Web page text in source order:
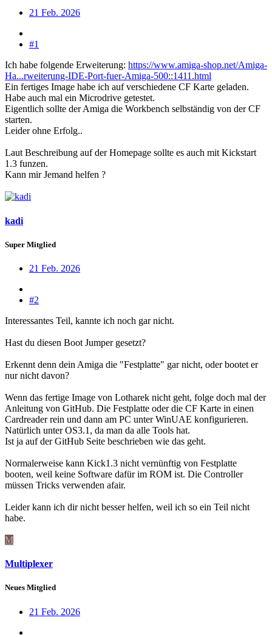
21 Feb. 2026
#1
Ich habe folgende Erweiterung: https://www.amiga-shop.net/Amiga-
Ha...rweiterung-IDE-Port-fuer-Amiga-500::1411.html
Ein fertiges Image habe ich auf verschiedene CF Karte geladen.
Habe auch mal ein Microdrive getestet.
Eigentlich sollte der Amiga die Workbench selbständig von der CF
starten.
Leider ohne Erfolg..
Laut Beschreibung auf der Homepage sollte es auch mit Kickstart
1.3 funzen.
Kann mir Jemand helfen ?
kadi
Super Mitglied
21 Feb. 2026
#2
Interessantes Teil, kannte ich noch gar nicht.
Hast du diesen Boot Jumper gesetzt?
Erkennt denn dein Amiga die "Festplatte" gar nicht, oder bootet er
nur nicht davon?
Wenn das fertige Image von Lotharek nicht geht, folge doch mal der
Anleitung von GitHub. Die Festplatte oder die CF Karte in einen
Cardreader rein und dann am PC unter WinUAE konfigurieren.
Natürlich unter OS3.1, da man da alle Tools hat.
Ist ja auf der GitHub Seite beschrieben wie das geht.
Normalerweise kann Kick1.3 nicht vernünftig von Festplatte
booten, weil keine Software dafür im ROM ist. Die Controller
müssen Tricks verwenden afair.
Leider kann ich dir nicht besser helfen, weil ich so ein Teil nicht
habe.
M
Multiplexer
Neues Mitglied
21 Feb. 2026